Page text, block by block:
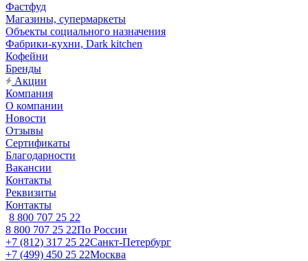
Фастфуд
Магазины, супермаркеты
Объекты социального назначения
Фабрики-кухни, Dark kitchen
Кофейни
Бренды
Акции
Компания
О компании
Новости
Отзывы
Сертификаты
Благодарности
Вакансии
Контакты
Реквизиты
Контакты
8 800 707 25 22
8 800 707 25 22По России
+7 (812) 317 25 22Санкт-Петербург
+7 (499) 450 25 22Москва